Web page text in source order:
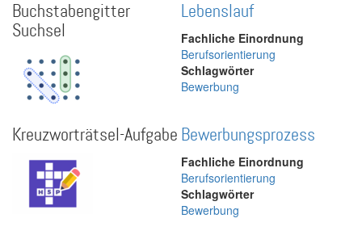
Buchstabengitter
Suchsel
Lebenslauf
Fachliche Einordnung
Berufsorientierung
Schlagwörter
Bewerbung
Kreuzworträtsel-Aufgabe Bewerbungsprozess
Fachliche Einordnung
Berufsorientierung
Schlagwörter
Bewerbung